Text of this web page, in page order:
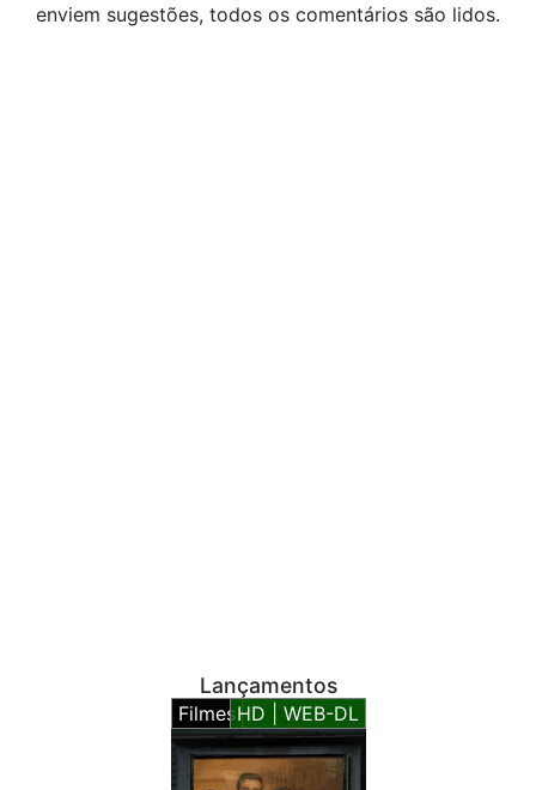
enviem sugestões, todos os comentários são lidos.
Lançamentos
FilmesHD | WEB-DL